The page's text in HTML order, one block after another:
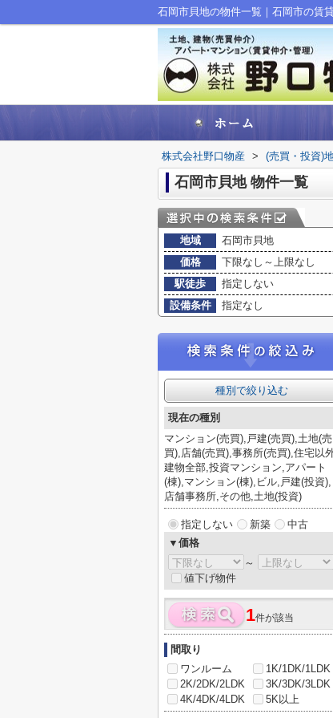
石岡市貝地の物件一覧｜石岡市の賃
株式会社野口物産 > (売買・投資)
石岡市貝地 物件一覧
地域
石岡市貝地
価格
下限なし～上限なし
駅徒歩
指定しない
設備条件
指定なし
種別で絞り込む
現在の種別
マンション(売買),戸建(売買),土地(売
買),店舗(売買),事務所(売買),住宅以
建物全部,投資マンション,アパート
(棟),マンション(棟),ビル,戸建(投資),
店舗事務所,その他,土地(投資)
指定しない 新築
中古
▼価格
～
値下げ物件
1件が該当
間取り
ワンルーム
1K/1DK/1LDK
2K/2DK/2LDK
3K/3DK/3LDK
4K/4DK/4LDK
5K以上